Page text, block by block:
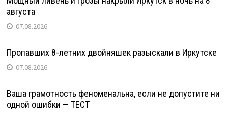
августа
07.08.2026
Пропавших 8-летних двойняшек разыскали в Иркутске
07.08.2026
Ваша грамотность феноменальна, если не допустите ни
одной ошибки — ТЕСТ